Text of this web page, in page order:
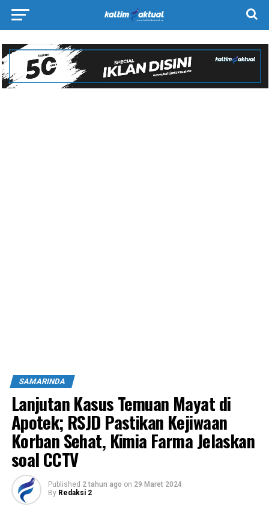
SAMARINDA
Lanjutan Kasus Temuan Mayat di
Apotek; RSJD Pastikan Kejiwaan
Korban Sehat, Kimia Farma Jelaskan
soal CCTV
Published 2 tahun ago on 29 Maret 2024
By Redaksi 2